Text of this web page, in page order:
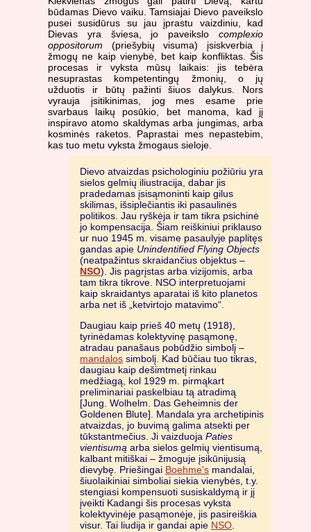
būdamas Dievo vaiku. Tamsiajai Dievo paveikslo
pusei susidūrus su jau įprastu vaizdiniu, kad
Dievas yra šviesa, jo paveikslo complexio
oppositorum (priešybių visuma) įsiskverbia į
žmogų ne kaip vienybė, bet kaip konfliktas. Šis
procesas ir vyksta mūsų laikais: jis tebėra
nesuprastas kompetentingų žmonių, o jų
užduotis ir būtų pažinti šiuos dalykus. Nors
vyrauja įsitikinimas, jog mes esame prie
svarbaus laikų posūkio, bet manoma, kad jį
inspiravo atomo skaldymas arba jungimas, arba
kosminės raketos. Paprastai mes nepastebim,
kas tuo metu vyksta žmogaus sieloje.
Dievo atvaizdas psichologiniu požiūriu yra
sielos gelmių iliustracija, dabar jis
pradedamas įsisąmoninti kaip gilus
skilimas, išsiplečiantis iki pasaulinės
politikos. Jau ryškėja ir tam tikra psichinė
jo kompensacija. Šiam reiškiniui priklauso
ur nuo 1945 m. visame pasaulyje paplitęs
gandas apie Unindentified Flying Objects
(neatpažintus skraidančius objektus –
NSO). Jis pagrįstas arba vizijomis, arba
tam tikra tikrove. NSO interpretuojami
kaip skraidantys aparatai iš kito planetos
arba net iš „ketvirtojo matavimo“.
Daugiau kaip prieš 40 metų (1918),
tyrinėdamas kolektyvinę pasąmonę,
atradau panašaus pobūdžio simbolį –
mandalos simbolį. Kad būčiau tuo tikras,
daugiau kaip dešimtmetį rinkau
medžiagą, kol 1929 m. pirmąkart
preliminariai paskelbiau tą atradimą
[Jung. Wolhelm. Das Geheimnis der
Goldenen Blute]. Mandala yra archetipinis
atvaizdas, jo buvimą galima atsekti per
tūkstantmečius. Ji vaizduoja Paties
vientisumą arba sielos gelmių vientisumą,
kalbant mitiškai – žmoguje įsikūnijusią
dievybę. Priešingai Boehme's mandalai,
šiuolaikiniai simboliai siekia vienybės, t.y.
stengiasi kompensuoti susiskaldymą ir jį
įveikti Kadangi šis procesas vyksta
kolektyvinėje pasąmonėje, jis pasireiškia
visur. Tai liudija ir gandai apie NSO